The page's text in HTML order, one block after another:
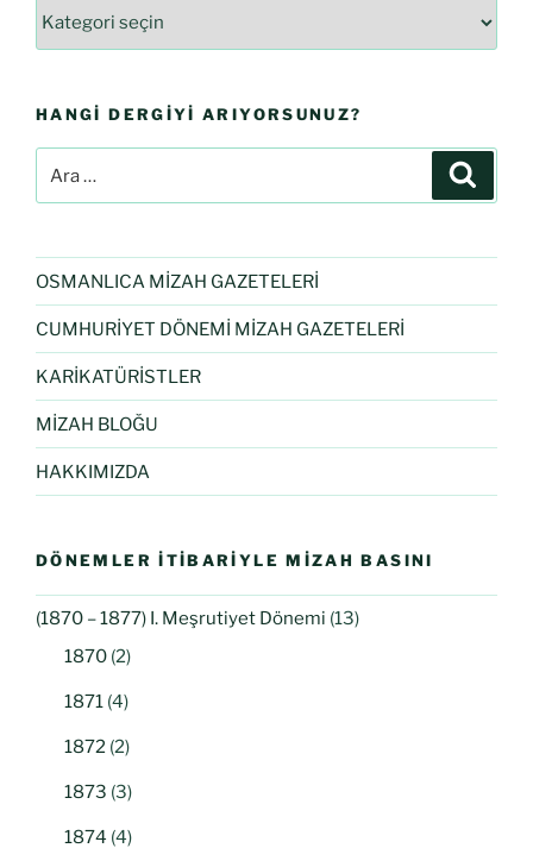
HANGI DERGIYI ARIYORSUNUZ?
OSMANLICA MİZAH GAZETELERİ
CUMHURİYET DÖNEMİ MİZAH GAZETELERİ
KARİKATÜRİSTLER
MİZAH BLOĞU
HAKKIMIZDA
DÖNEMLER İTIBARIYLE MIZAH BASINI
(1870 – 1877) I. Meşrutiyet Dönemi (13)
1870 (2)
1871 (4)
1872 (2)
1873 (3)
1874 (4)